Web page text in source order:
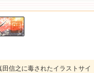
信之に毒されたイラストサイ